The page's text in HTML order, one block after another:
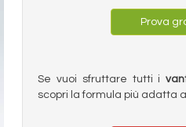
Prova
Se vuoi sfruttare tutti i
scopri la formula più adatta